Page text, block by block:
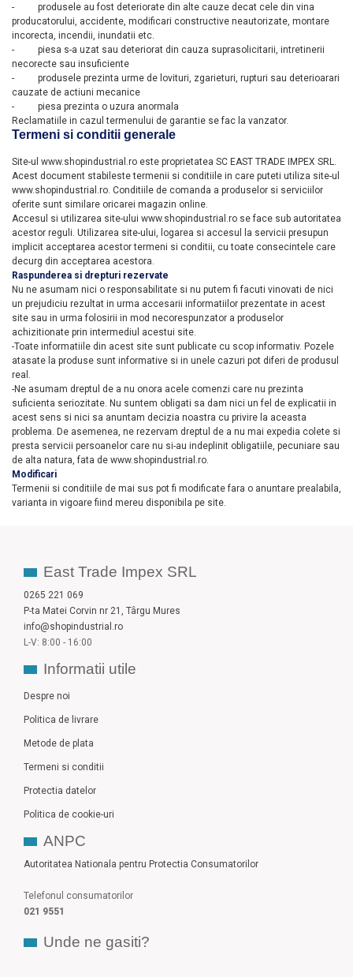
-
produsele au fost deteriorate din alte cauze decat cele din vina
producatorului, accidente, modificari constructive neautorizate, montare
incorecta, incendii, inundatii etc.
-
piesa s-a uzat sau deteriorat din cauza suprasolicitarii, intretinerii
necorecte sau insuficiente
-
produsele prezinta urme de lovituri, zgarieturi, rupturi sau deterioarari
cauzate de actiuni mecanice
-
piesa prezinta o uzura anormala
Reclamatiile in cazul termenului de garantie se fac la vanzator.
Termeni si conditii generale
Site-ul www.shopindustrial.ro este proprietatea SC EAST TRADE IMPEX SRL.
Acest document stabileste termenii si conditiile in care puteti utiliza site-ul
www.shopindustrial.ro. Conditiile de comanda a produselor si serviciilor
oferite sunt similare oricarei magazin online.
Accesul si utilizarea site-ului www.shopindustrial.ro se face sub autoritatea
acestor reguli. Utilizarea site-ului, logarea si accesul la servicii presupun
implicit acceptarea acestor termeni si conditii, cu toate consecintele care
decurg din acceptarea acestora.
Raspunderea si drepturi rezervate
Nu ne asumam nici o responsabilitate si nu putem fi facuti vinovati de nici
un prejudiciu rezultat in urma accesarii informatiilor prezentate in acest
site sau in urma folosirii in mod necorespunzator a produselor
achizitionate prin intermediul acestui site.
-Toate informatiile din acest site sunt publicate cu scop informativ. Pozele
atasate la produse sunt informative si in unele cazuri pot diferi de produsul
real .
-Ne asumam dreptul de a nu onora acele comenzi care nu prezinta
suficienta seriozitate. Nu suntem obligati sa dam nici un fel de explicatii in
acest sens si nici sa anuntam decizia noastra cu privire la aceasta
problema. De asemenea, ne rezervam dreptul de a nu mai expedia colete si
presta servicii persoanelor care nu si-au indeplinit obligatiile, pecuniare sau
de alta natura, fata de www.shopindustrial.ro.
Modificari
Termenii si conditiile de mai sus pot fi modificate fara o anuntare prealabila,
varianta in vigoare fiind mereu disponibila pe site.
East Trade Impex SRL
0265 221 069
P-ta Matei Corvin nr 21, Târgu Mures
info@shopindustrial.ro
L-V: 8:00 - 16:00
Informatii utile
Despre noi
Politica de livrare
Metode de plata
Termeni si conditii
Protectia datelor
Politica de cookie-uri
ANPC
Autoritatea Nationala pentru Protectia Consumatorilor
Telefonul consumatorilor
021 9551
Unde ne gasiti?